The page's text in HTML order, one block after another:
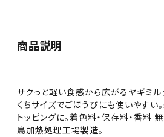
商品説明
サクっと軽い食感から広がるヤギミ
くちサイズでごほうびにも使いやすい
トッピングに。着色料・保存料・香料
鳥加熱処理工場製造。